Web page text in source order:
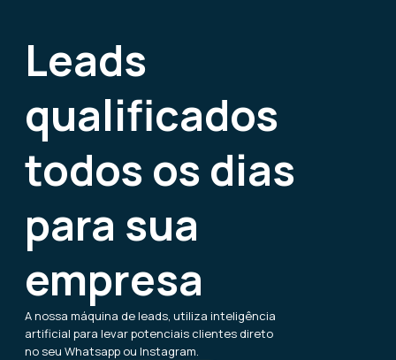
Leads
qualificados
todos os dias
para sua
empresa
A nossa máquina de leads, utiliza inteligência
artificial para levar potenciais clientes direto
no seu Whatsapp ou Instagram.